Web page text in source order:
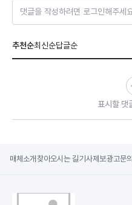
댓글을 작성하려면 로그인해주세
추천순최신순답글순
표시할 댓
매체소개 찾아오시는 길기사제보광고문의